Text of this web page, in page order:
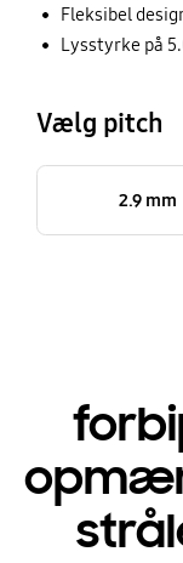
Fleksibel
Lysstyrke på
Vælg pitch
2.9 mm